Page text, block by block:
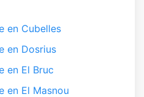
en Cubelles
en Dosrius
en El Bruc
en El Masnou